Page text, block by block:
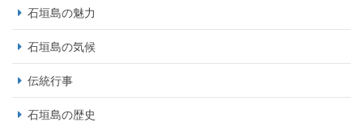
石垣島の魅力
石垣島の気候
伝統行事
石垣島の歴史